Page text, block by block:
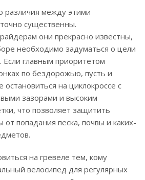
различия между этими
существенны.
они прекрасно известны,
необходимо задуматься о цели
Если главным приоритетом
по бездорожью, пусть и
на циклокроссе с
зазорами и высоким
что позволяет защитить
от попадания песка, почвы и каких-
на гревеле тем, кому
велосипед для регулярных